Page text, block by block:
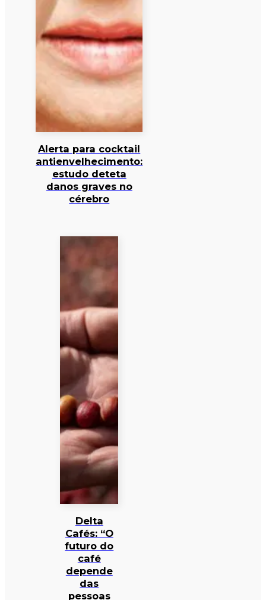
Alerta para cocktail
antienvelhecimento:
estudo deteta
danos graves no
cérebro
Delta
Cafés: “O
futuro do
café
depende
das
pessoas